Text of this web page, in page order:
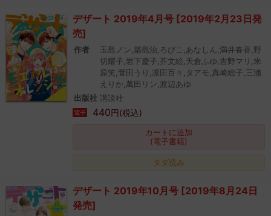
デザート 2019年4月号 [2019年2月23日発
売]
作者
玉島ノン,築島治,ろびこ,あなしん,満井春香,野
切耀子,岩下慶子,芥文絵,天倉ふゆ,吉野マリ,米
原笑,菅田うり,凛田百々,タアモ,真崎総子,三浦
えりか,萬田リン,渡辺あゆ
出版社 講談社
電子 440円(税込)
カートに追加
(電子書籍)
タダ読み
デザート 2019年10月号 [2019年8月24日
発売]